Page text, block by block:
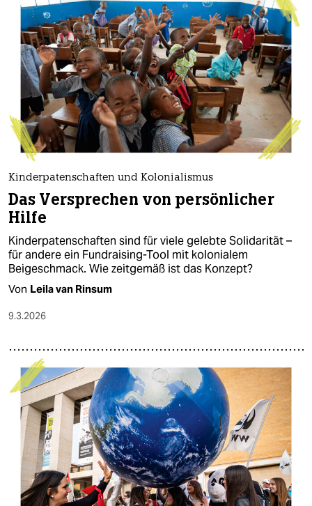
Kinderpatenschaften und Kolonialismus
Das Versprechen von persönlicher
Hilfe
Kinderpatenschaften sind für viele gelebte Solidarität –
für andere ein Fundraising-Tool mit kolonialem
Beigeschmack. Wie zeitgemäß ist das Konzept?
Von Leila van Rinsum
9.3.2026